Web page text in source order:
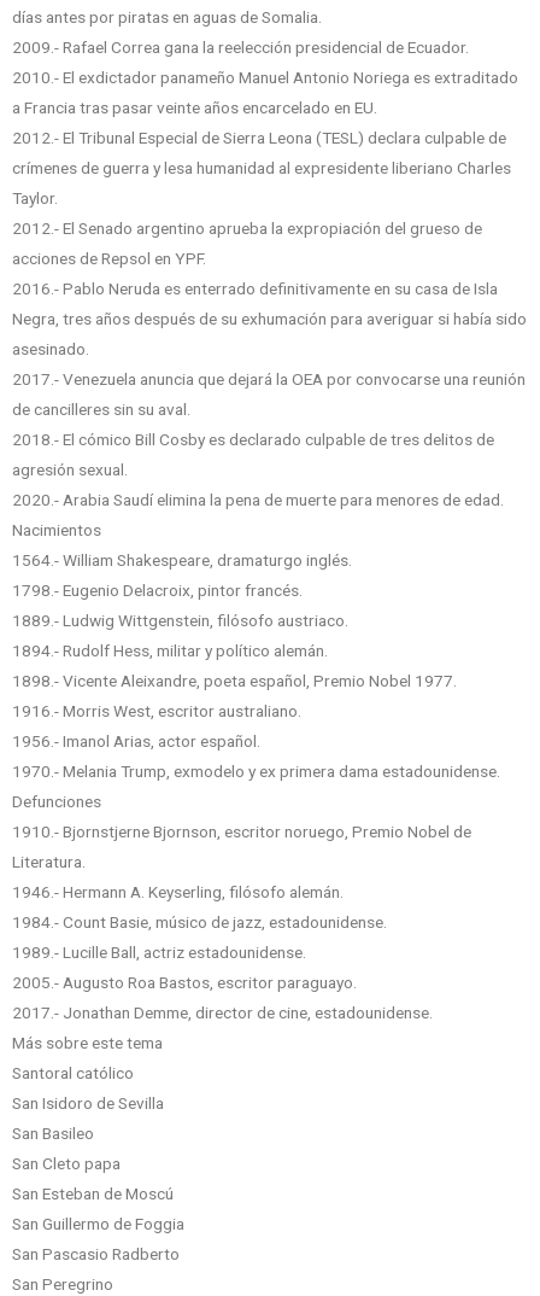
días antes por piratas en aguas de Somalia.
2009.- Rafael Correa gana la reelección presidencial de Ecuador.
2010.- El exdictador panameño Manuel Antonio Noriega es extraditado
a Francia tras pasar veinte años encarcelado en EU.
2012.- El Tribunal Especial de Sierra Leona (TESL) declara culpable de
crímenes de guerra y lesa humanidad al expresidente liberiano Charles
Taylor.
2012.- El Senado argentino aprueba la expropiación del grueso de
acciones de Repsol en YPF.
2016.- Pablo Neruda es enterrado definitivamente en su casa de Isla
Negra, tres años después de su exhumación para averiguar si había sido
asesinado.
2017.- Venezuela anuncia que dejará la OEA por convocarse una reunión
de cancilleres sin su aval.
2018.- El cómico Bill Cosby es declarado culpable de tres delitos de
agresión sexual.
2020.- Arabia Saudí elimina la pena de muerte para menores de edad.
Nacimientos
1564.- William Shakespeare, dramaturgo inglés.
1798.- Eugenio Delacroix, pintor francés.
1889.- Ludwig Wittgenstein, filósofo austriaco.
1894.- Rudolf Hess, militar y político alemán.
1898.- Vicente Aleixandre, poeta español, Premio Nobel 1977.
1916.- Morris West, escritor australiano.
1956.- Imanol Arias, actor español.
1970.- Melania Trump, exmodelo y ex primera dama estadounidense.
Defunciones
1910.- Bjornstjerne Bjornson, escritor noruego, Premio Nobel de
Literatura.
1946.- Hermann A. Keyserling, filósofo alemán.
1984.- Count Basie, músico de jazz, estadounidense.
1989.- Lucille Ball, actriz estadounidense.
2005.- Augusto Roa Bastos, escritor paraguayo.
2017.- Jonathan Demme, director de cine, estadounidense.
Más sobre este tema
Santoral católico
San Isidoro de Sevilla
San Basileo
San Cleto papa
San Esteban de Moscú
San Guillermo de Foggia
San Pascasio Radberto
San Peregrino